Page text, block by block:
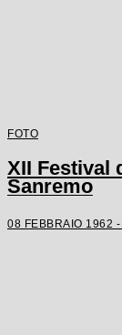
FOTO
XII Festival
Sanremo
08 FEBBRAIO 1962